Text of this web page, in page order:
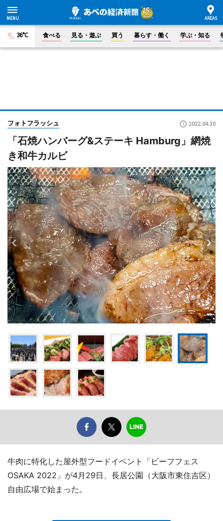
36°C 食べる 見る・遊ぶ 買う 暮らす・働く 学ぶ・知る
フォトフラッシュ 2022.04.30
「石焼ハンバーグ&ステーキ Hamburg」網焼
き和牛カルビ
牛肉に特化した屋外型フードイベント「ビーフフェス
OSAKA 2022」が4月29日、長居公園（大阪市東住吉区）
自由広場で始まった。